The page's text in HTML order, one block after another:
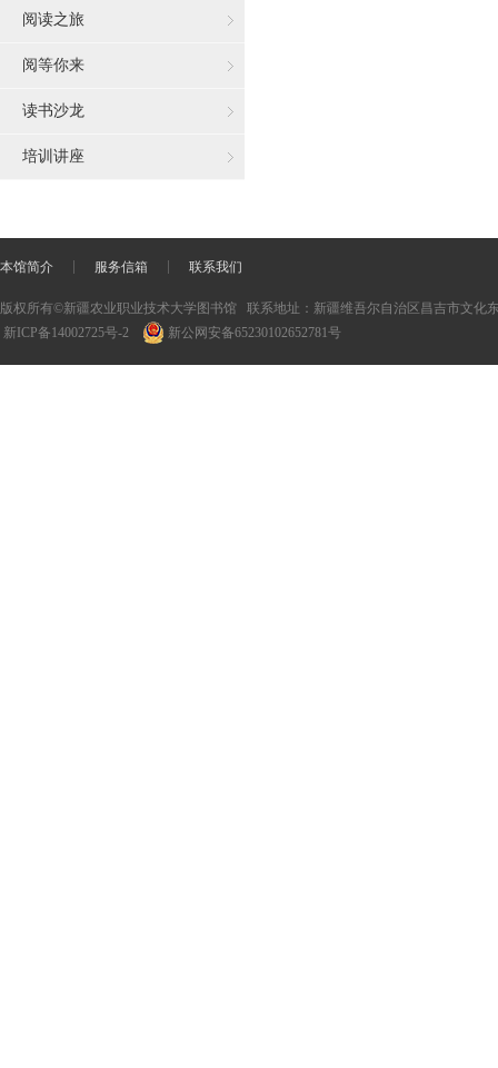
阅读之旅
阅等你来
读书沙龙
培训讲座
本馆简介 服务信箱 联系我们
版权所有©新疆农业职业技术大学图书馆 联系地址：新疆维吾尔自治区昌吉市文化
新ICP备14002725号-2
新公网安备65230102652781号